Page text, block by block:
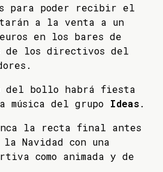
para poder recibir el
a la venta a un
en los bares de
de los directivos del
del bollo habrá fiesta
música del grupo Ideas.
la recta final antes
Navidad con una
como animada y de